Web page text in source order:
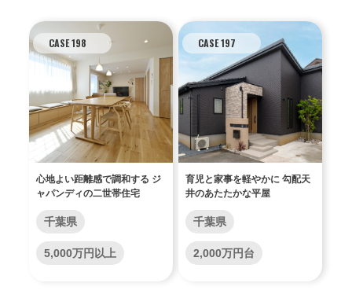
CASE 198
心地よい距離感で調和する ジ
ャパンディの二世帯住宅
千葉県
5,000万円以上
CASE 197
育児と家事を軽やかに 勾配天
井のあたたかな平屋
千葉県
2,000万円台